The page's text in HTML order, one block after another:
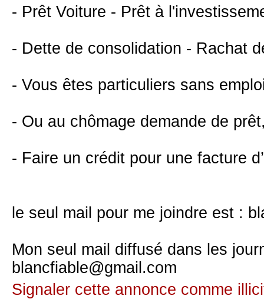
- Prêt Voiture - Prêt à
- Dette de consolidation - Rachat
- Vous êtes particuliers sans
- Ou au chômage demande de
- Faire un crédit pour une facture
le seul mail pour me joindre est :
Mon seul mail diffusé dans les
blancfiable@gmail.com
Signaler cette annonce comme